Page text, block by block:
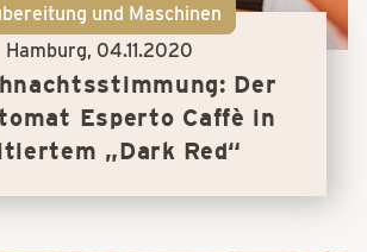
und Maschinen
Hamburg, 04.11.2020
Der
Esperto Caffè in
„Dark Red“